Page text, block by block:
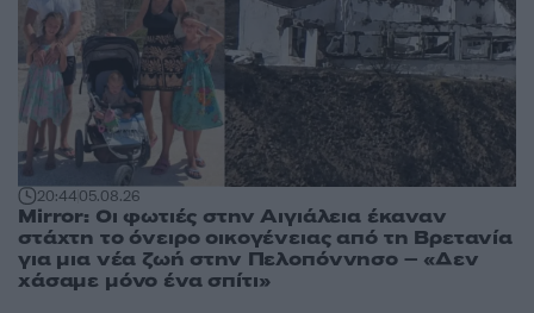
20:4405.08.26
Mirror: Οι φωτιές στην Αιγιάλεια έκαναν
στάχτη το όνειρο οικογένειας από τη Βρετανία
για μια νέα ζωή στην Πελοπόννησο – «Δεν
χάσαμε μόνο ένα σπίτι»